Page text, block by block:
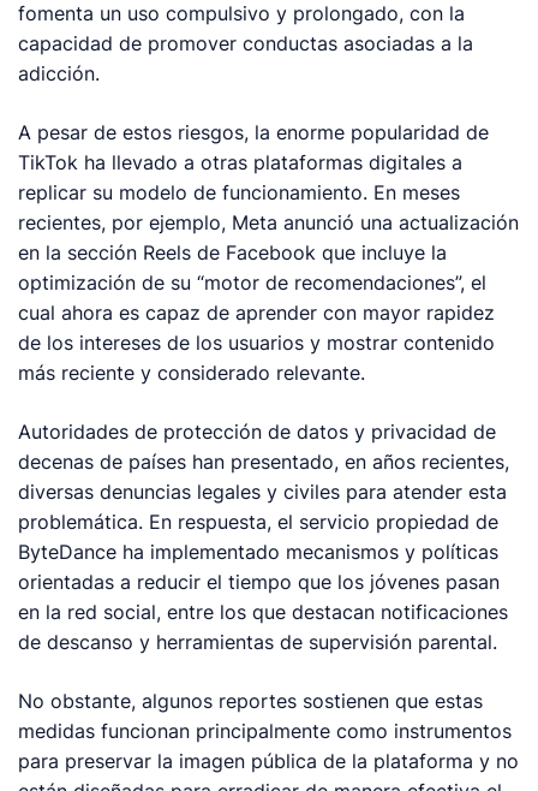
fomenta un uso compulsivo y prolongado, con la
capacidad de promover conductas asociadas a la
adicción.
A pesar de estos riesgos, la enorme popularidad de
TikTok ha llevado a otras plataformas digitales a
replicar su modelo de funcionamiento. En meses
recientes, por ejemplo, Meta anunció una actualización
en la sección Reels de Facebook que incluye la
optimización de su “motor de recomendaciones”, el
cual ahora es capaz de aprender con mayor rapidez
de los intereses de los usuarios y mostrar contenido
más reciente y considerado relevante.
Autoridades de protección de datos y privacidad de
decenas de países han presentado, en años recientes,
diversas denuncias legales y civiles para atender esta
problemática. En respuesta, el servicio propiedad de
ByteDance ha implementado mecanismos y políticas
orientadas a reducir el tiempo que los jóvenes pasan
en la red social, entre los que destacan notificaciones
de descanso y herramientas de supervisión parental.
No obstante, algunos reportes sostienen que estas
medidas funcionan principalmente como instrumentos
para preservar la imagen pública de la plataforma y no